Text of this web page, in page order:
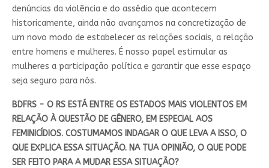
denúncias da violência e do assédio que acontecem
historicamente, ainda não avançamos na concretização de
um novo modo de estabelecer as relações sociais, a relação
entre homens e mulheres. É nosso papel estimular as
mulheres a participação política e garantir que esse espaço
seja seguro para nós.
BDFRS - O RS ESTÁ ENTRE OS ESTADOS MAIS VIOLENTOS EM
RELAÇÃO À QUESTÃO DE GÊNERO, EM ESPECIAL AOS
FEMINICÍDIOS. COSTUMAMOS INDAGAR O QUE LEVA A ISSO, O
QUE EXPLICA ESSA SITUAÇÃO. NA TUA OPINIÃO, O QUE PODE
SER FEITO PARA A MUDAR ESSA SITUAÇÃO?